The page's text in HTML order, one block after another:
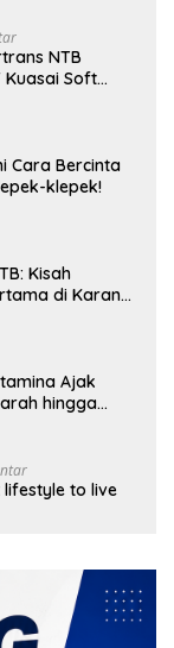
NTB
Kuasai Soft
Cara Bercinta
klepek!
Kisah
di Karang
Ajak
hingga
to live